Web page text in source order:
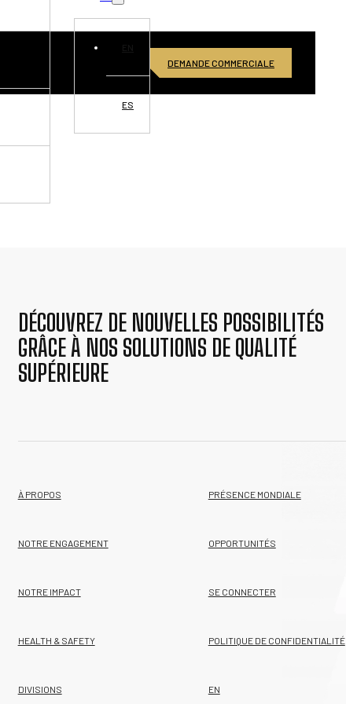
ES
DEMANDE COMMERCIALE
DÉCOUVREZ DE NOUVELLES POSSIBILITÉS
GRÂCE À NOS SOLUTIONS DE QUALITÉ
SUPÉRIEURE
À PROPOS
NOTRE ENGAGEMENT
NOTRE IMPACT
HEALTH & SAFETY
DIVISIONS
PRÉSENCE MONDIALE
OPPORTUNITÉS
SE CONNECTER
POLITIQUE DE CONFIDENTIALITÉ
EN